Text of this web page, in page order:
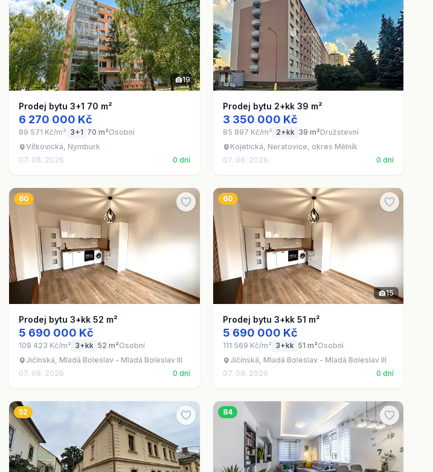
19
Prodej bytu 3+1 70 m²
6 270 000 Kč
89 571 Kč/m² 3+1 70 m²Osobní
Vítkovická, Nymburk
07. 08. 2026
0 dní
Prodej bytu 2+kk 39 m²
3 350 000 Kč
85 897 Kč/m² 2+kk 39 m²Družstevní
Kojetická, Neratovice, okres Mělník
07. 08. 2026
0 dní
60
Prodej bytu 3+kk 52 m²
5 690 000 Kč
109 423 Kč/m² 3+kk 52 m²Osobní
Jičínská, Mladá Boleslav - Mladá Boleslav III
07. 08. 2026
0 dní
60
15
Prodej bytu 3+kk 51 m²
5 690 000 Kč
111 569 Kč/m² 3+kk 51 m²Osobní
Jičínská, Mladá Boleslav - Mladá Boleslav III
07. 08. 2026
0 dní
52 84